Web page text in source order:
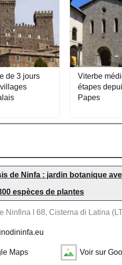
de 3 jours
Viterbe
étapes
Papes
de Ninfa : jardin botanique
espèces de plantes
Ninfina I 68, Cisterna di Latina
Maps Voir sur